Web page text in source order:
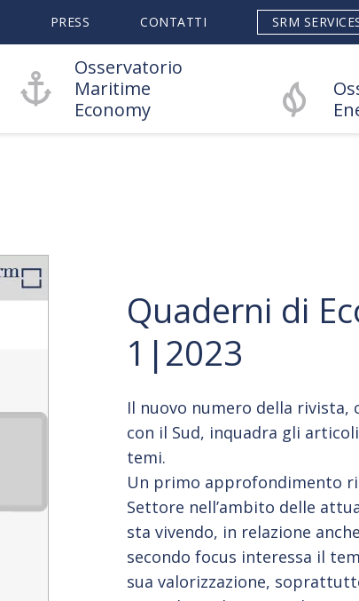
PRESS CONTATTI SRM
Osservatorio
Maritime
Economy
Quaderni di
1|2023
Il nuovo numero della rivista,
con il Sud, inquadra gli
temi.
Un primo approfondimento
Settore nell’ambito delle
sta vivendo, in relazione
secondo focus interessa il
sua valorizzazione,